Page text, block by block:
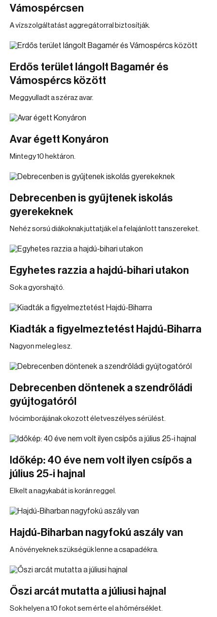
Vámospércsen
A vízszolgáltatást aggregátorral biztosítják.
Erdős terület lángolt Bagamér és
Vámospércs között
Meggyulladt a széraz avar.
Avar égett Konyáron
Mintegy 10 hektáron.
Debrecenben is gyűjtenek iskolás
gyerekeknek
Nehéz sorsú diákoknak juttatják el a felajánlott tanszereket.
Egyhetes razzia a hajdú-bihari utakon
Sok a gyorshajtó.
Kiadták a figyelmeztetést Hajdú-Biharra
Nagyon meleg lesz.
Debrecenben döntenek a szendrőládi
gyújtogatóról
Ivócimborájának okozott életveszélyes sérülést.
Időkép: 40 éve nem volt ilyen csípős a
július 25-i hajnal
Elkelt a nagykabát is korán reggel.
Hajdú-Biharban nagyfokú aszály van
A növényeknek szükségük lenne a csapadékra.
Őszi arcát mutatta a júliusi hajnal
Sok helyen a 10 fokot sem érte el a hőmérséklet.